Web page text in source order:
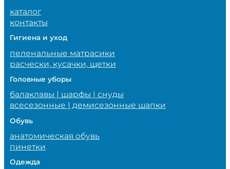
каталог
контакты
Гигиена и уход
пеленальные матрасики
расчески, кусачки, щетки
Головные уборы
балаклавы | шарфы | снуды
всесезонные | демисезонные шапки
Обувь
анатомическая обувь
пинетки
Одежда